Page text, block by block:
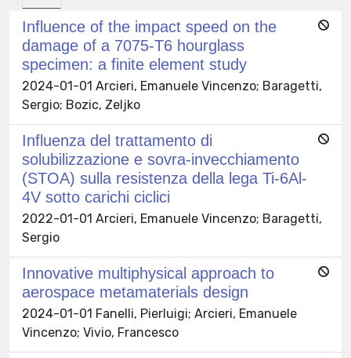
Influence of the impact speed on the
damage of a 7075-T6 hourglass
specimen: a finite element study
2024-01-01 Arcieri, Emanuele Vincenzo; Baragetti,
Sergio; Bozic, Zeljko
Influenza del trattamento di
solubilizzazione e sovra-invecchiamento
(STOA) sulla resistenza della lega Ti-6Al-
4V sotto carichi ciclici
2022-01-01 Arcieri, Emanuele Vincenzo; Baragetti,
Sergio
Innovative multiphysical approach to
aerospace metamaterials design
2024-01-01 Fanelli, Pierluigi; Arcieri, Emanuele
Vincenzo; Vivio, Francesco